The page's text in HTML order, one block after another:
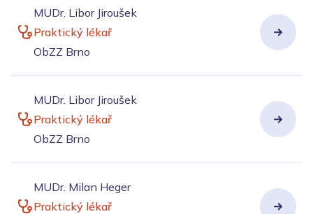
MUDr. Libor Jiroušek
Praktický lékař
ObZZ Brno
MUDr. Libor Jiroušek
Praktický lékař
ObZZ Brno
MUDr. Milan Heger
Praktický lékař